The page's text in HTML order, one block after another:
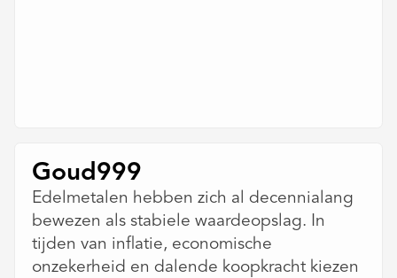
Goud999
Edelmetalen hebben zich al decennialang
bewezen als stabiele waardeopslag. In
tijden van inflatie, economische
onzekerheid en dalende koopkracht kiezen